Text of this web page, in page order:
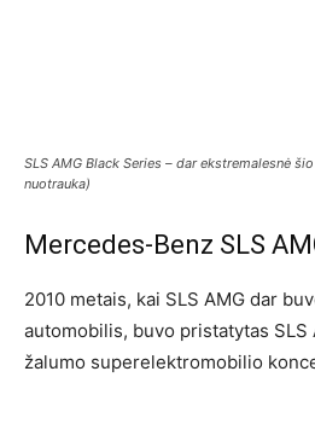
SLS AMG Black Series – dar ekstremalesnė
nuotrauka)
Mercedes-Benz SLS
2010 metais, kai SLS AMG dar
automobilis, buvo pristatytas SLS
žalumo superelektromobilio